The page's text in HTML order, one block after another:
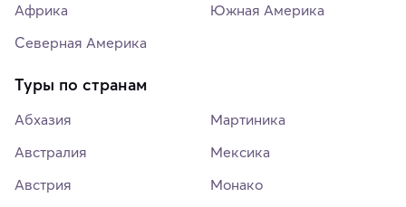
Африка
Северная Америка
Южная Америка
Туры по странам
Абхазия
Австралия
Австрия
Мартиника
Мексика
Монако